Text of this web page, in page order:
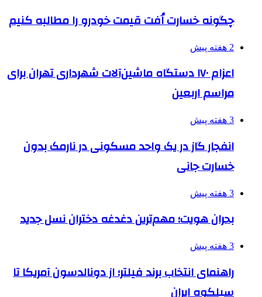
چگونه خسارت اُفت قیمت خودرو را مطالبه کنیم
2 هفته پیش
اعزام ۱۷۰ دستگاه ماشین‌آلات شهرداری تهران برای
مراسم اربعین
3 هفته پیش
انفجار گاز در یک واحد مسکونی در نارمک بدون
خسارت جانی
3 هفته پیش
بحران هویت؛ مهم‌ترین دغدغه دختران نسل جدید
3 هفته پیش
راهنمای انتخاب برند فیلتر؛ از دونالدسون آمریکا تا
سیلکوه ایران